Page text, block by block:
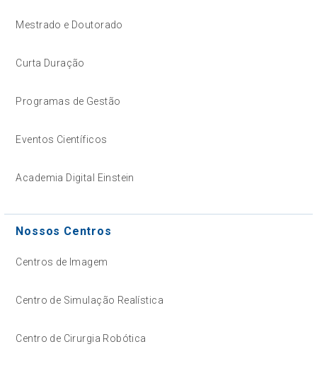
Mestrado e Doutorado
Curta Duração
Programas de Gestão
Eventos Científicos
Academia Digital Einstein
Nossos Centros
Centros de Imagem
Centro de Simulação Realística
Centro de Cirurgia Robótica